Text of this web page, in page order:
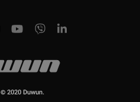
2020 Duwun.